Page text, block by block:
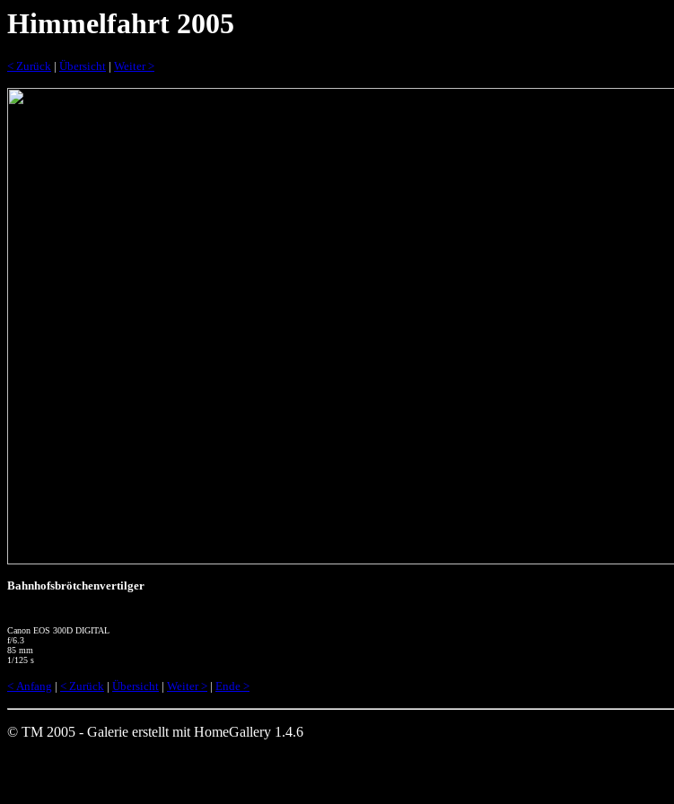
Himmelfahrt 2005
< Zurück | Übersicht | Weiter >
Bahnhofsbrötchenvertilger
Canon EOS 300D DIGITAL
f/6.3
85 mm
1/125 s
< Anfang | < Zurück | Übersicht | Weiter > | Ende >
© TM 2005 - Galerie erstellt mit HomeGallery 1.4.6